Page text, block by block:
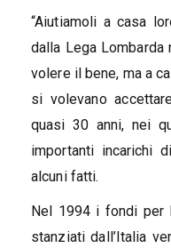
“Aiutiamoli a casa
dalla Lega Lombarda
volere il bene, ma a
si volevano
quasi 30 anni, nei
importanti incarichi
alcuni fatti.
Nel 1994 i fondi per
stanziati dall’Italia